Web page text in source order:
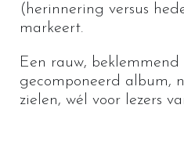
(herinnering versus
markeert.
Een rauw,
gecomponeerd album,
zielen, wél voor lezers